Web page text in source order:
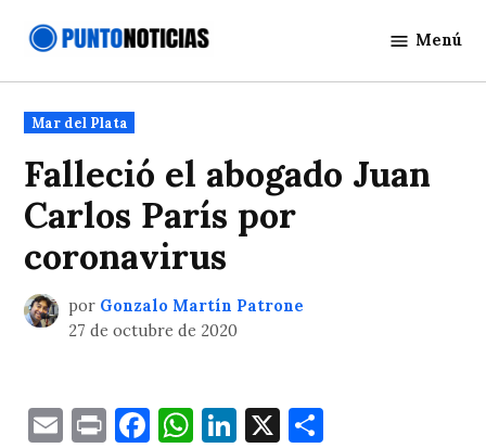
Noticias
Menú
Publicado
en
Mar del Plata
Falleció el abogado Juan
Carlos París por
coronavirus
por Gonzalo Martín Patrone
27 de octubre de 2020
EmailPrintFacebook
WhatsApp
LinkedIn
X